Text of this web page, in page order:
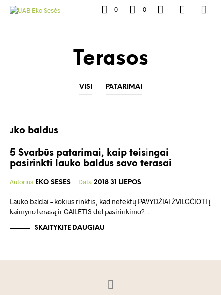
0 0
Terasos
VISI PATARIMAI
5 Svarbūs patarimai, kaip teisingai
pasirinkti lauko baldus savo terasai
Autorius EKO SESES Data 2018 31 LIEPOS
Lauko baldai – kokius rinktis, kad netektų PAVYDŽIAI ŽVILGČIOTI į
kaimyno terasą ir GAILĖTIS dėl pasirinkimo?…
SKAITYKITE DAUGIAU